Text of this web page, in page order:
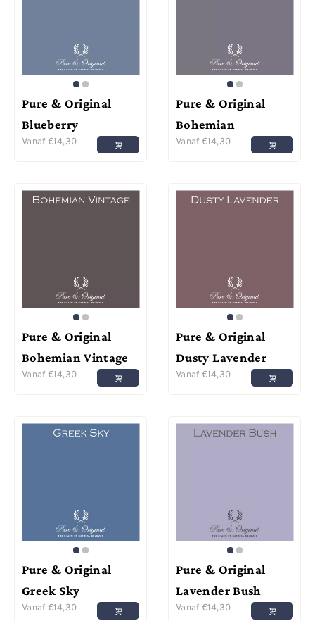
Pure & Original
Blueberry
Vanaf €14,30
Pure & Original
Bohemian
Vanaf €14,30
Pure & Original
Bohemian Vintage
Vanaf €14,30
Pure & Original
Dusty Lavender
Vanaf €14,30
Pure & Original
Greek Sky
Vanaf €14,30
Pure & Original
Lavender Bush
Vanaf €14,30